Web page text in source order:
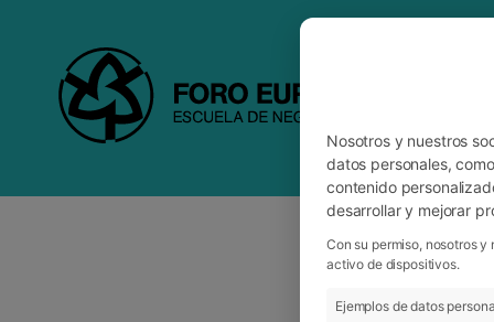
Nosotros y nuestros
datos personales,
contenido
desarrollar y mejorar
Con su permiso, nosotros
activo de dispositivos.
Ejemplos de datos